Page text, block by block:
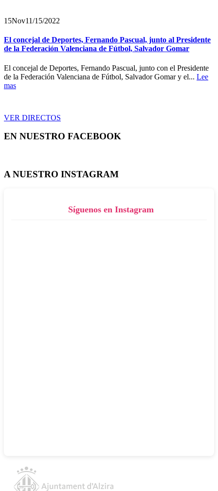
15Nov11/15/2022
El concejal de Deportes, Fernando Pascual, junto al Presidente
de la Federación Valenciana de Fútbol, Salvador Gomar
El concejal de Deportes, Fernando Pascual, junto con el Presidente
de la Federación Valenciana de Fútbol, Salvador Gomar y el... Lee
mas
VER DIRECTOS
EN NUESTRO FACEBOOK
A NUESTRO INSTAGRAM
Síguenos en Instagram